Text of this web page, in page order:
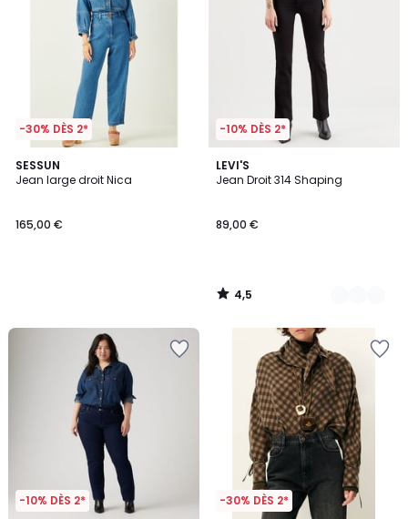
-30% DÈS 2*
SESSUN
Jean large droit Nica
165,00 €
-10% DÈS 2*
LEVI'S
Jean Droit 314 Shaping
89,00 €
4,5
/ 5
5
Couleurs
4,5
/
-10% DÈS 2* -30% DÈS 2*